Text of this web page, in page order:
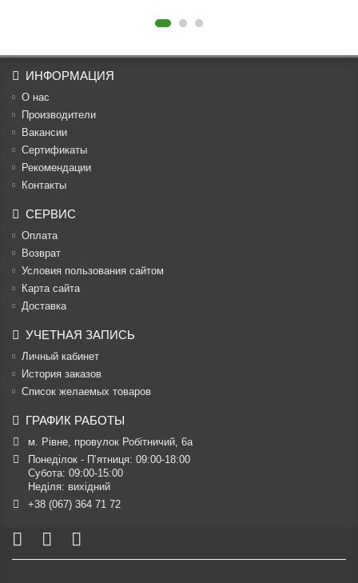
ИНФОРМАЦИЯ
О нас
Производители
Вакансии
Cертификаты
Рекомендации
Контакты
СЕРВИС
Оплата
Возврат
Условия пользования сайтом
Карта сайта
Доставка
УЧЕТНАЯ ЗАПИСЬ
Личный кабинет
История заказов
Список желаемых товаров
ГРАФИК РАБОТЫ
м. Рівне, провулок Робітничий, 6а
Понеділок - П’ятниця: 09:00-18:00
Субота: 09:00-15:00
Неділя: вихідний
+38 (067) 364 71 72